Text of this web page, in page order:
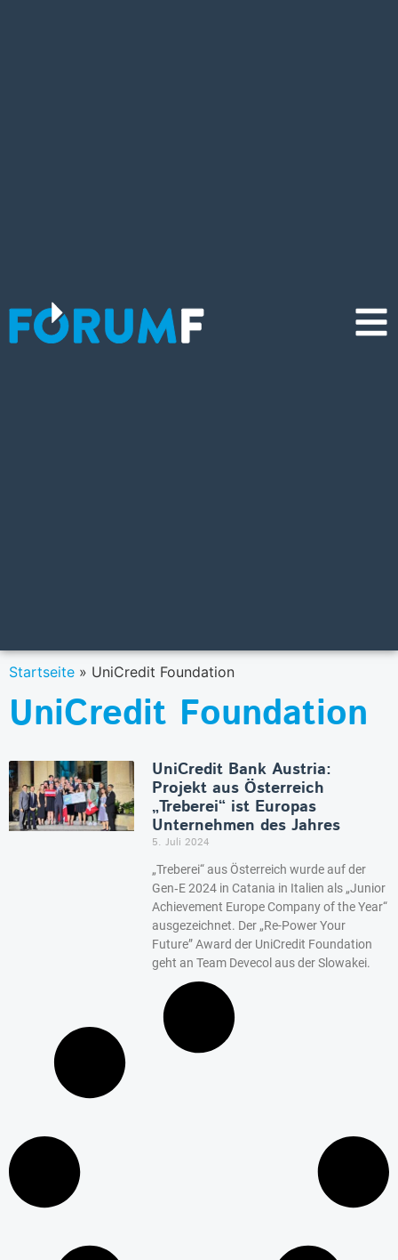
Startseite » UniCredit Foundation
UniCredit Foundation
UniCredit Bank Austria:
Projekt aus Österreich
„Treberei“ ist Europas
Unternehmen des Jahres
5. Juli 2024
„Treberei“ aus Österreich wurde auf der
Gen‑E 2024 in Catania in Italien als „Junior
Achievement Europe Company of the Year“
ausgezeichnet. Der „Re-Power Your
Future” Award der UniCredit Foundation
geht an Team Devecol aus der Slowakei.